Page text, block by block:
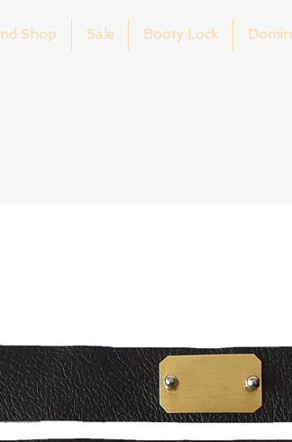
Shop Sale Booty Lock